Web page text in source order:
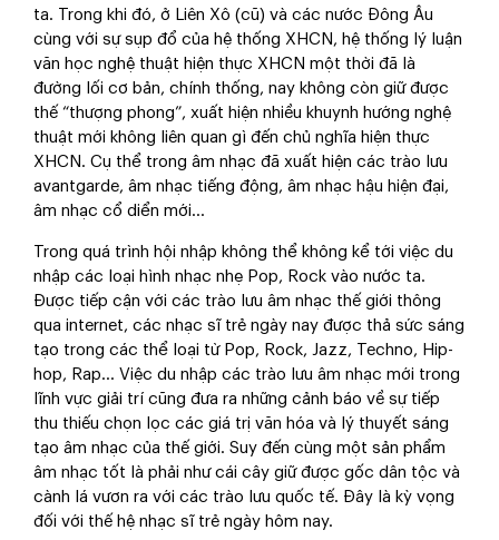
ta. Trong khi đó, ở Liên Xô (cũ) và các nước Đông Âu
cùng với sự sụp đổ của hệ thống XHCN, hệ thống lý luận
văn học nghệ thuật hiện thực XHCN một thời đã là
đường lối cơ bản, chính thống, nay không còn giữ được
thế “thượng phong”, xuất hiện nhiều khuynh hướng nghệ
thuật mới không liên quan gì đến chủ nghĩa hiện thực
XHCN. Cụ thể trong âm nhạc đã xuất hiện các trào lưu
avantgarde, âm nhạc tiếng động, âm nhạc hậu hiện đại,
âm nhạc cổ diển mới...
Trong quá trình hội nhập không thể không kể tới việc du
nhập các loại hình nhạc nhẹ Pop, Rock vào nước ta.
Được tiếp cận với các trào lưu âm nhạc thế giới thông
qua internet, các nhạc sĩ trẻ ngày nay được thả sức sáng
tạo trong các thể loại từ Pop, Rock, Jazz, Techno, Hip-
hop, Rap... Việc du nhập các trào lưu âm nhạc mới trong
lĩnh vực giải trí cũng đưa ra những cảnh báo về sự tiếp
thu thiếu chọn lọc các giá trị văn hóa và lý thuyết sáng
tạo âm nhạc của thế giới. Suy đến cùng một sản phẩm
âm nhạc tốt là phải như cái cây giữ được gốc dân tộc và
cành lá vươn ra với các trào lưu quốc tế. Đây là kỳ vọng
đối với thế hệ nhạc sĩ trẻ ngày hôm nay.